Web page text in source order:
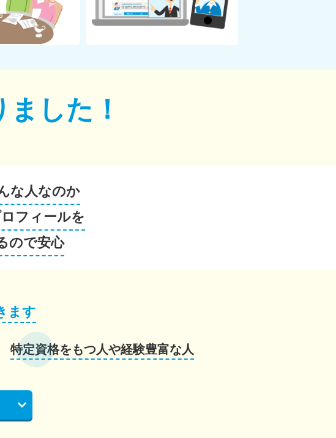
ました！
な人なのか
フィールを
ので安心
ます
特定資格をもつ人や経験豊富な人